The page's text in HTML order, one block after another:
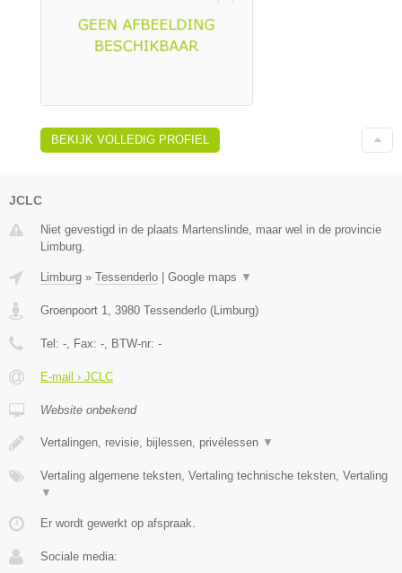
BEKIJK VOLLEDIG PROFIEL
JCLC
Niet gevestigd in de plaats Martenslinde, maar wel in de provincie
Limburg.
Limburg » Tessenderlo Google maps ▼
Groenpoort 1, 3980 Tessenderlo (Limburg)
Tel: -, Fax: -, BTW-nr: -
E-mail › JCLC
Website onbekend
Vertalingen, revisie, bijlessen, privélessen ▼
Vertaling algemene teksten, Vertaling technische teksten, Vertaling
▼
Er wordt gewerkt op afspraak.
Sociale media: